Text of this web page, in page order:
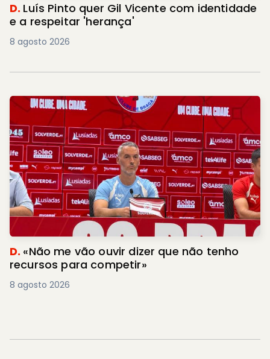
D. Luís Pinto quer Gil Vicente com identidade
e a respeitar 'herança'
8 agosto 2026
D. «Não me vão ouvir dizer que não tenho
recursos para competir»
8 agosto 2026